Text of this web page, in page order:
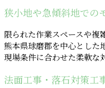
狭小地や急傾斜地での
限られた作業スペースや複
熊本県球磨郡を中心とした
現場条件に合わせた柔軟な
法面工事・落石対策工